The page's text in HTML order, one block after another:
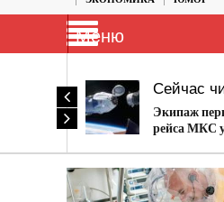
Меню
Сейчас
Экипаж
рейса МКС